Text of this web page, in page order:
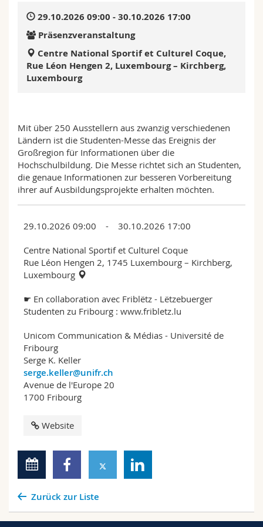
Interfakultär
Doktorierende
Vorlesungsverzeichnis
MyUnifr
29.10.2026 09:00 - 30.10.2026 17:00
Präsenzveranstaltung
Centre National Sportif et Culturel Coque,
Rue Léon Hengen 2, Luxembourg – Kirchberg,
Luxembourg
Mit über 250 Ausstellern aus zwanzig verschiedenen
Ländern ist die Studenten-Messe das Ereignis der
Großregion für Informationen über die
Hochschulbildung. Die Messe richtet sich an Studenten,
die genaue Informationen zur besseren Vorbereitung
ihrer auf Ausbildungsprojekte erhalten möchten.
29.10.2026 09:00 - 30.10.2026 17:00
Centre National Sportif et Culturel Coque
Rue Léon Hengen 2, 1745 Luxembourg – Kirchberg,
Luxembourg
☛ En collaboration avec Friblëtz - Lëtzebuerger
Studenten zu Fribourg : www.fribletz.lu
Unicom Communication & Médias - Université de
Fribourg
Serge K. Keller
serge.keller@unifr.ch
Avenue de l'Europe 20
1700 Fribourg
Website
Zurück zur Liste